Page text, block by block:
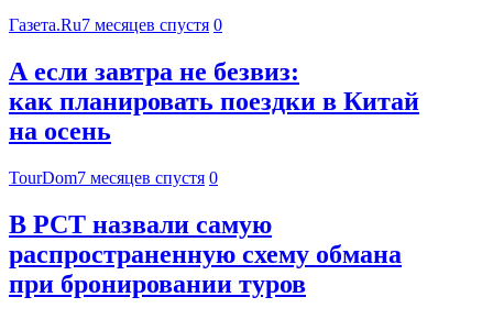
Газета.Ru7 месяцев спустя 0
А если завтра не безвиз:
как планировать поездки в Китай
на осень
TourDom7 месяцев спустя 0
В РСТ назвали самую
распространенную схему обмана
при бронировании туров